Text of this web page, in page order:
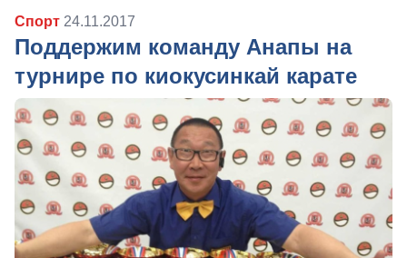
Спорт 24.11.2017
Поддержим команду Анапы на
турнире по киокусинкай карате